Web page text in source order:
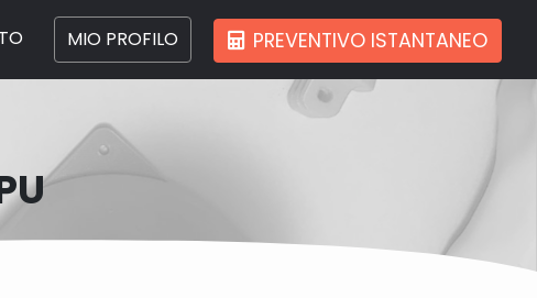
MIO PROFILO PREVENTIVO ISTANTANEO